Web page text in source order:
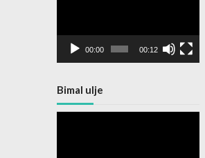
00:00 00:12
Bimal ulje